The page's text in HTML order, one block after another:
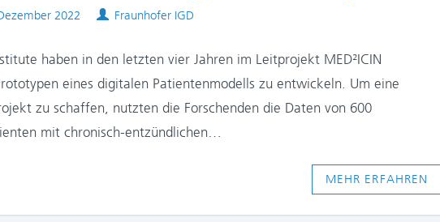
2022 Authors
Fraunhofer IGD
haben in den letzten vier Jahren im Leitprojekt MED²ICIN
eines digitalen Patientenmodells zu entwickeln. Um eine
zu schaffen, nutzten die Forschenden die Daten von 600
mit chronisch-entzündlichen…
MEHR ERFAHREN